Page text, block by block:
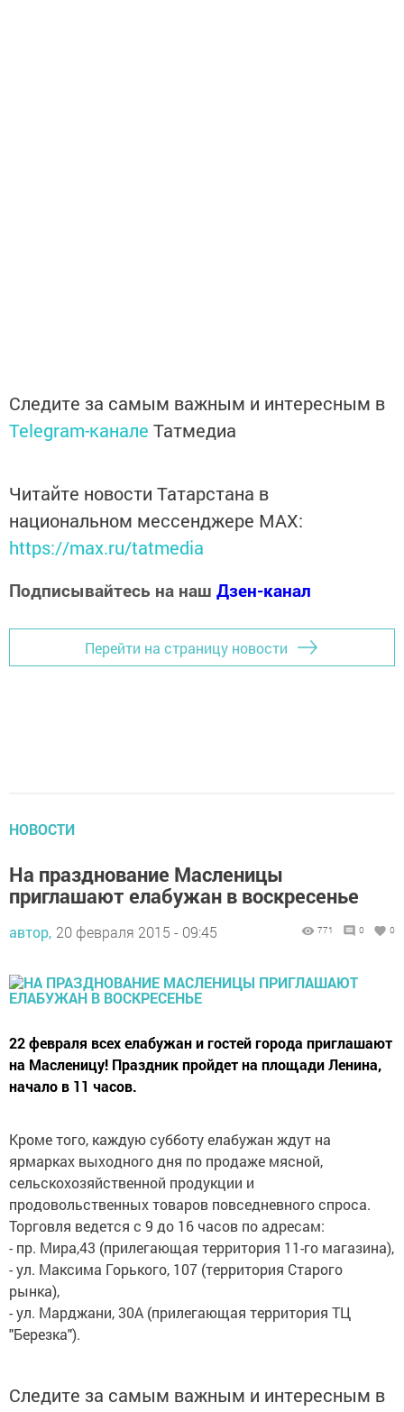
Следите за самым важным и интересным в
Telegram-канале Татмедиа
Читайте новости Татарстана в
национальном мессенджере MАХ:
https://max.ru/tatmedia
Подписывайтесь на наш Дзен-канал
Перейти на страницу новости
НОВОСТИ
На празднование Масленицы
приглашают елабужан в воскресенье
автор, 20 февраля 2015 - 09:45 771 0 0
22 февраля всех елабужан и гостей города приглашают
на Масленицу! Праздник пройдет на площади Ленина,
начало в 11 часов.
Кроме того, каждую субботу елабужан ждут на
ярмарках выходного дня по продаже мясной,
сельскохозяйственной продукции и
продовольственных товаров повседневного спроса.
Торговля ведется с 9 до 16 часов по адресам:
- пр. Мира,43 (прилегающая территория 11-го магазина),
- ул. Максима Горького, 107 (территория Старого
рынка),
- ул. Марджани, 30А (прилегающая территория ТЦ
"Березка").
Следите за самым важным и интересным в